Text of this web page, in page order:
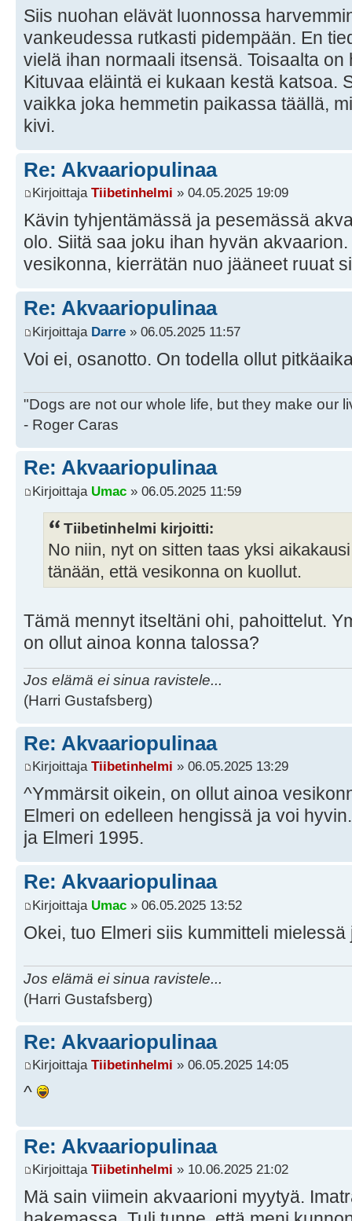
Siis nuohan elävät luonnossa
vankeudessa rutkasti pidempään. En
vielä ihan normaali itsensä. Toisaalta
Kituvaa eläintä ei kukaan kestä katsoa.
vaikka joka hemmetin paikassa täällä,
kivi.
Re: Akvaariopulinaa
Kirjoittaja Tiibetinhelmi » 04.05.2025 19:09
Kävin tyhjentämässä ja pesemässä
olo. Siitä saa joku ihan hyvän
vesikonna, kierrätän nuo jääneet ruuat
Re: Akvaariopulinaa
Kirjoittaja Darre » 06.05.2025 11:57
Voi ei, osanotto. On todella ollut
"Dogs are not our whole life, but they make our
- Roger Caras
Re: Akvaariopulinaa
Kirjoittaja Umac » 06.05.2025 11:59
Tiibetinhelmi kirjoitti:
No niin, nyt on sitten taas yksi
tänään, että vesikonna on kuollut.
Tämä mennyt itseltäni ohi, pahoittelut.
on ollut ainoa konna talossa?
Jos elämä ei sinua ravistele...
(Harri Gustafsberg)
Re: Akvaariopulinaa
Kirjoittaja Tiibetinhelmi » 06.05.2025 13:29
^Ymmärsit oikein, on ollut ainoa
Elmeri on edelleen hengissä ja voi
ja Elmeri 1995.
Re: Akvaariopulinaa
Kirjoittaja Umac » 06.05.2025 13:52
Okei, tuo Elmeri siis kummitteli
Jos elämä ei sinua ravistele...
(Harri Gustafsberg)
Re: Akvaariopulinaa
Kirjoittaja Tiibetinhelmi » 06.05.2025 14:05
^
Re: Akvaariopulinaa
Kirjoittaja Tiibetinhelmi » 10.06.2025 21:02
Mä sain viimein akvaarioni myytyä.